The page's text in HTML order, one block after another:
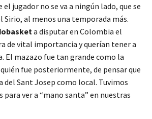
el jugador no se va a ningún lado, que se
Sirio, al menos una temporada más.
a disputar en Colombia el
de vital importancia y querían tener a
El mazazo fue tan grande como la
fue posteriormente, de pensar que
del Sant Josep como local. Tuvimos
para ver a “mano santa” en nuestras